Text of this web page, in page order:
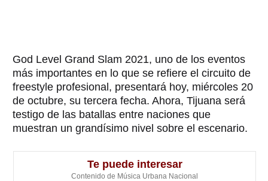
God Level Grand Slam 2021, uno de los eventos
más importantes en lo que se refiere el circuito de
freestyle profesional, presentará hoy, miércoles 20
de octubre, su tercera fecha. Ahora, Tijuana será
testigo de las batallas entre naciones que
muestran un grandísimo nivel sobre el escenario.
Te puede interesar
Contenido de Música Urbana Nacional